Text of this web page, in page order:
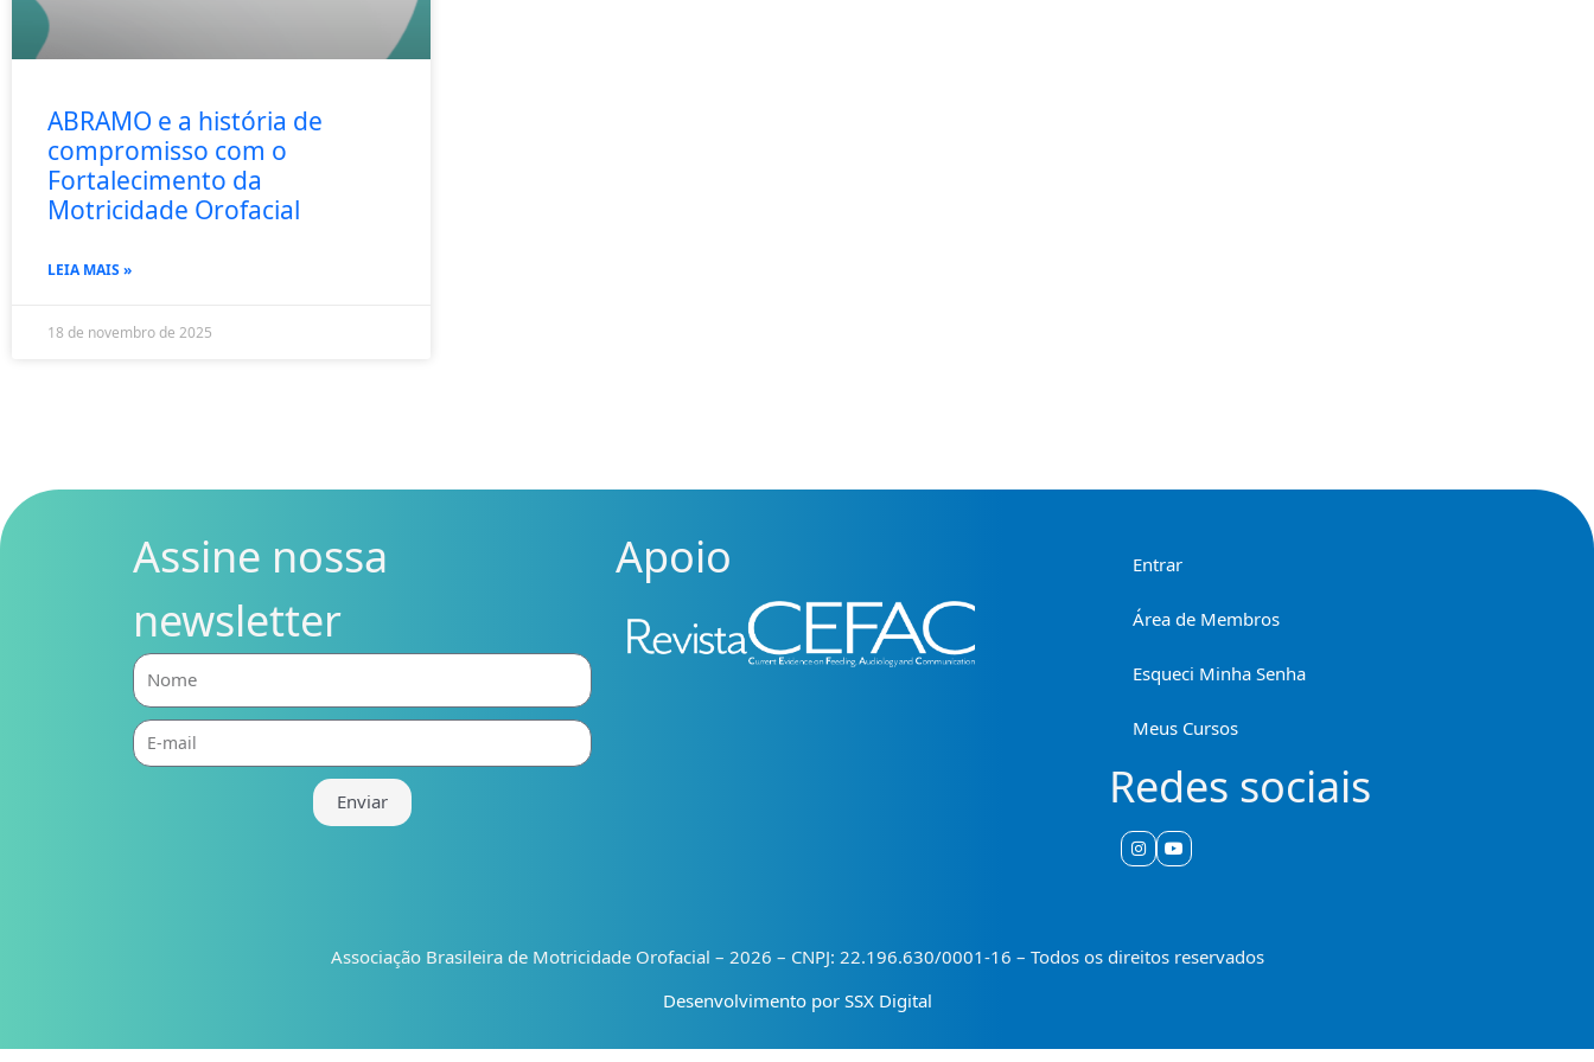
ABRAMO e a história de
compromisso com o
Fortalecimento da
Motricidade Orofacial
LEIA MAIS »
18 de novembro de 2025
Assine nossa
newsletter
Nome
E-
mail
Enviar
Apoio Entrar
Área de Membros
Esqueci Minha Senha
Meus Cursos
Redes sociais
Associação Brasileira de Motricidade Orofacial – 2026 – CNPJ: 22.196.630/0001-16 – Todos os direitos reservados
Desenvolvimento por SSX Digital